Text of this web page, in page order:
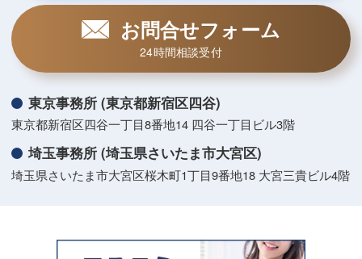
お問合せフォーム
24時間相談受付
東京事務所 (東京都新宿区四谷)
東京都新宿区四谷一丁目8番地14 四谷一丁目ビル3階
埼玉事務所 (埼玉県さいたま市大宮区)
埼玉県さいたま市大宮区桜木町1丁目9番地18 大宮三貴ビル4階